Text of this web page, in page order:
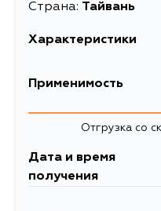
Страна: Тайвань
Характеристики
Масса, кг
Применимость
Honda
Кузов
Отгрузка со
Дата и время
получения